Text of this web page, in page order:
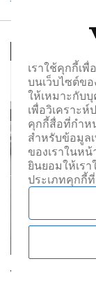
Volvo EX90
เราใช้คุกกี้เ
บนเว็บไซต์ข
ให้เหมาะกับบุ
เพื่อวิเคราะ
คุกกี้สื่อที่กำห
สำหรับข้อมูล
ของเราในห
ยินยอมให้เร
ประเภทคุกกี้